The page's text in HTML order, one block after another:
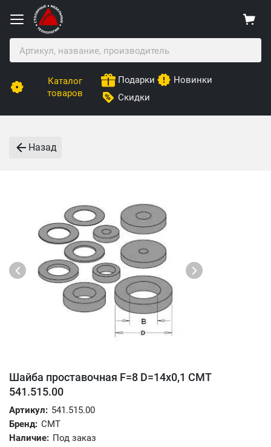
Каталог
товаров
Подарки
Новинки
Скидки
Назад
Шайба проставочная F=8 D=14x0,1 CMT
541.515.00
Артикул: 541.515.00
Бренд: CMT
Наличие: Под заказ